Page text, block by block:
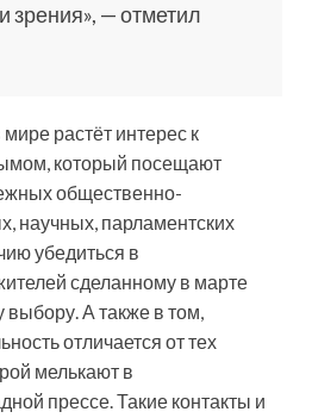
зрения», — отметил
мире растёт интерес к
который посещают
общественно-
научных, парламентских
убедиться в
сделанному в марте
выбору. А также в том,
отличается от тех
мелькают в
прессе. Такие контакты и